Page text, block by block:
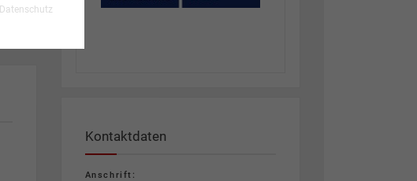
Kontaktdaten
Anschrift:
Datenschutz